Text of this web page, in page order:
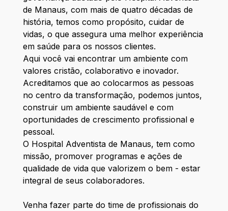
de Manaus, com mais de quatro décadas de
história, temos como propósito, cuidar de
vidas, o que assegura uma melhor experiência
em saúde para os nossos clientes.
Aqui você vai encontrar um ambiente com
valores cristão, colaborativo e inovador.
Acreditamos que ao colocarmos as pessoas
no centro da transformação, podemos juntos,
construir um ambiente saudável e com
oportunidades de crescimento profissional e
pessoal.
O Hospital Adventista de Manaus, tem como
missão, promover programas e ações de
qualidade de vida que valorizem o bem - estar
integral de seus colaboradores.
Venha fazer parte do time de profissionais do